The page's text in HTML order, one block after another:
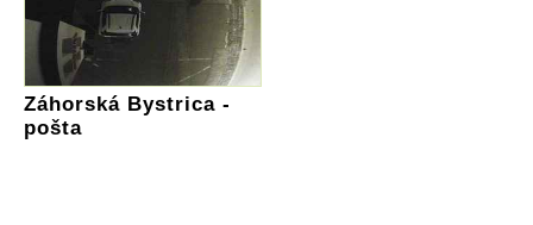
Záhorská Bystrica -
pošta